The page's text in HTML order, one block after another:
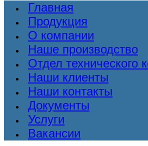
Главная
Продукция
О компании
Наше производство
Отдел технического
Наши клиенты
Наши контакты
Документы
Услуги
Вакансии